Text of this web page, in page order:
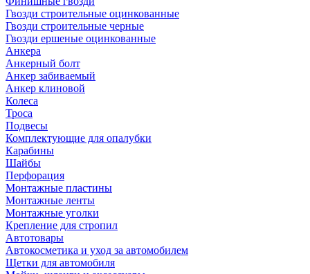
Гвозди строительные оцинкованные
Гвозди строительные черные
Гвозди ершеные оцинкованные
Анкера
Анкерный болт
Анкер забиваемый
Анкер клиновой
Колеса
Троса
Подвесы
Комплектующие для опалубки
Карабины
Шайбы
Перфорация
Монтажные пластины
Монтажные ленты
Монтажные уголки
Крепление для стропил
Автотовары
Автокосметика и уход за автомобилем
Щетки для автомобиля